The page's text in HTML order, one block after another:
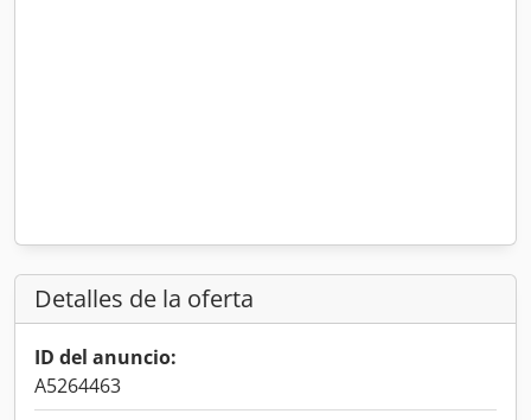
Detalles de la oferta
ID del anuncio:
A5264463